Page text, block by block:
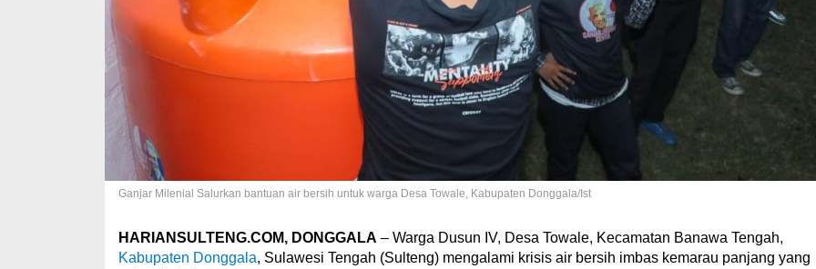
Ganjar Milenial Salurkan bantuan air bersih untuk warga Desa Towale, Kabupaten Donggala/Ist
HARIANSULTENG.COM, DONGGALA – Warga Dusun IV, Desa Towale, Kecamatan Banawa Tengah,
Kabupaten Donggala, Sulawesi Tengah (Sulteng) mengalami krisis air bersih imbas kemarau panjang yang